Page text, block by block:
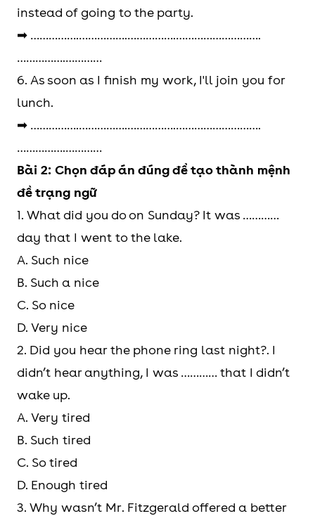
instead of going to the party.
➡ …………….…………….…………….……………………….
…………….…………
6. As soon as I finish my work, I'll join you for
lunch.
➡ …………….…………….…………….……………………….
…………….…………
Bài 2: Chọn đáp án đúng để tạo thành mệnh
đề trạng ngữ
1. What did you do on Sunday? It was …………
day that I went to the lake.
A. Such nice
B. Such a nice
C. So nice
D. Very nice
2. Did you hear the phone ring last night?. I
didn’t hear anything, I was ………… that I didn’t
wake up.
A. Very tired
B. Such tired
C. So tired
D. Enough tired
3. Why wasn’t Mr. Fitzgerald offered a better